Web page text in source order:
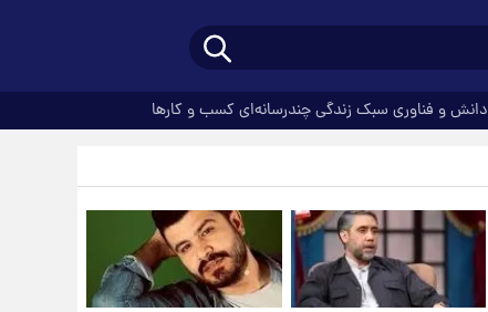
دانش و فناوری سبک زندگیچندرسانه‌ای کسب و کارها